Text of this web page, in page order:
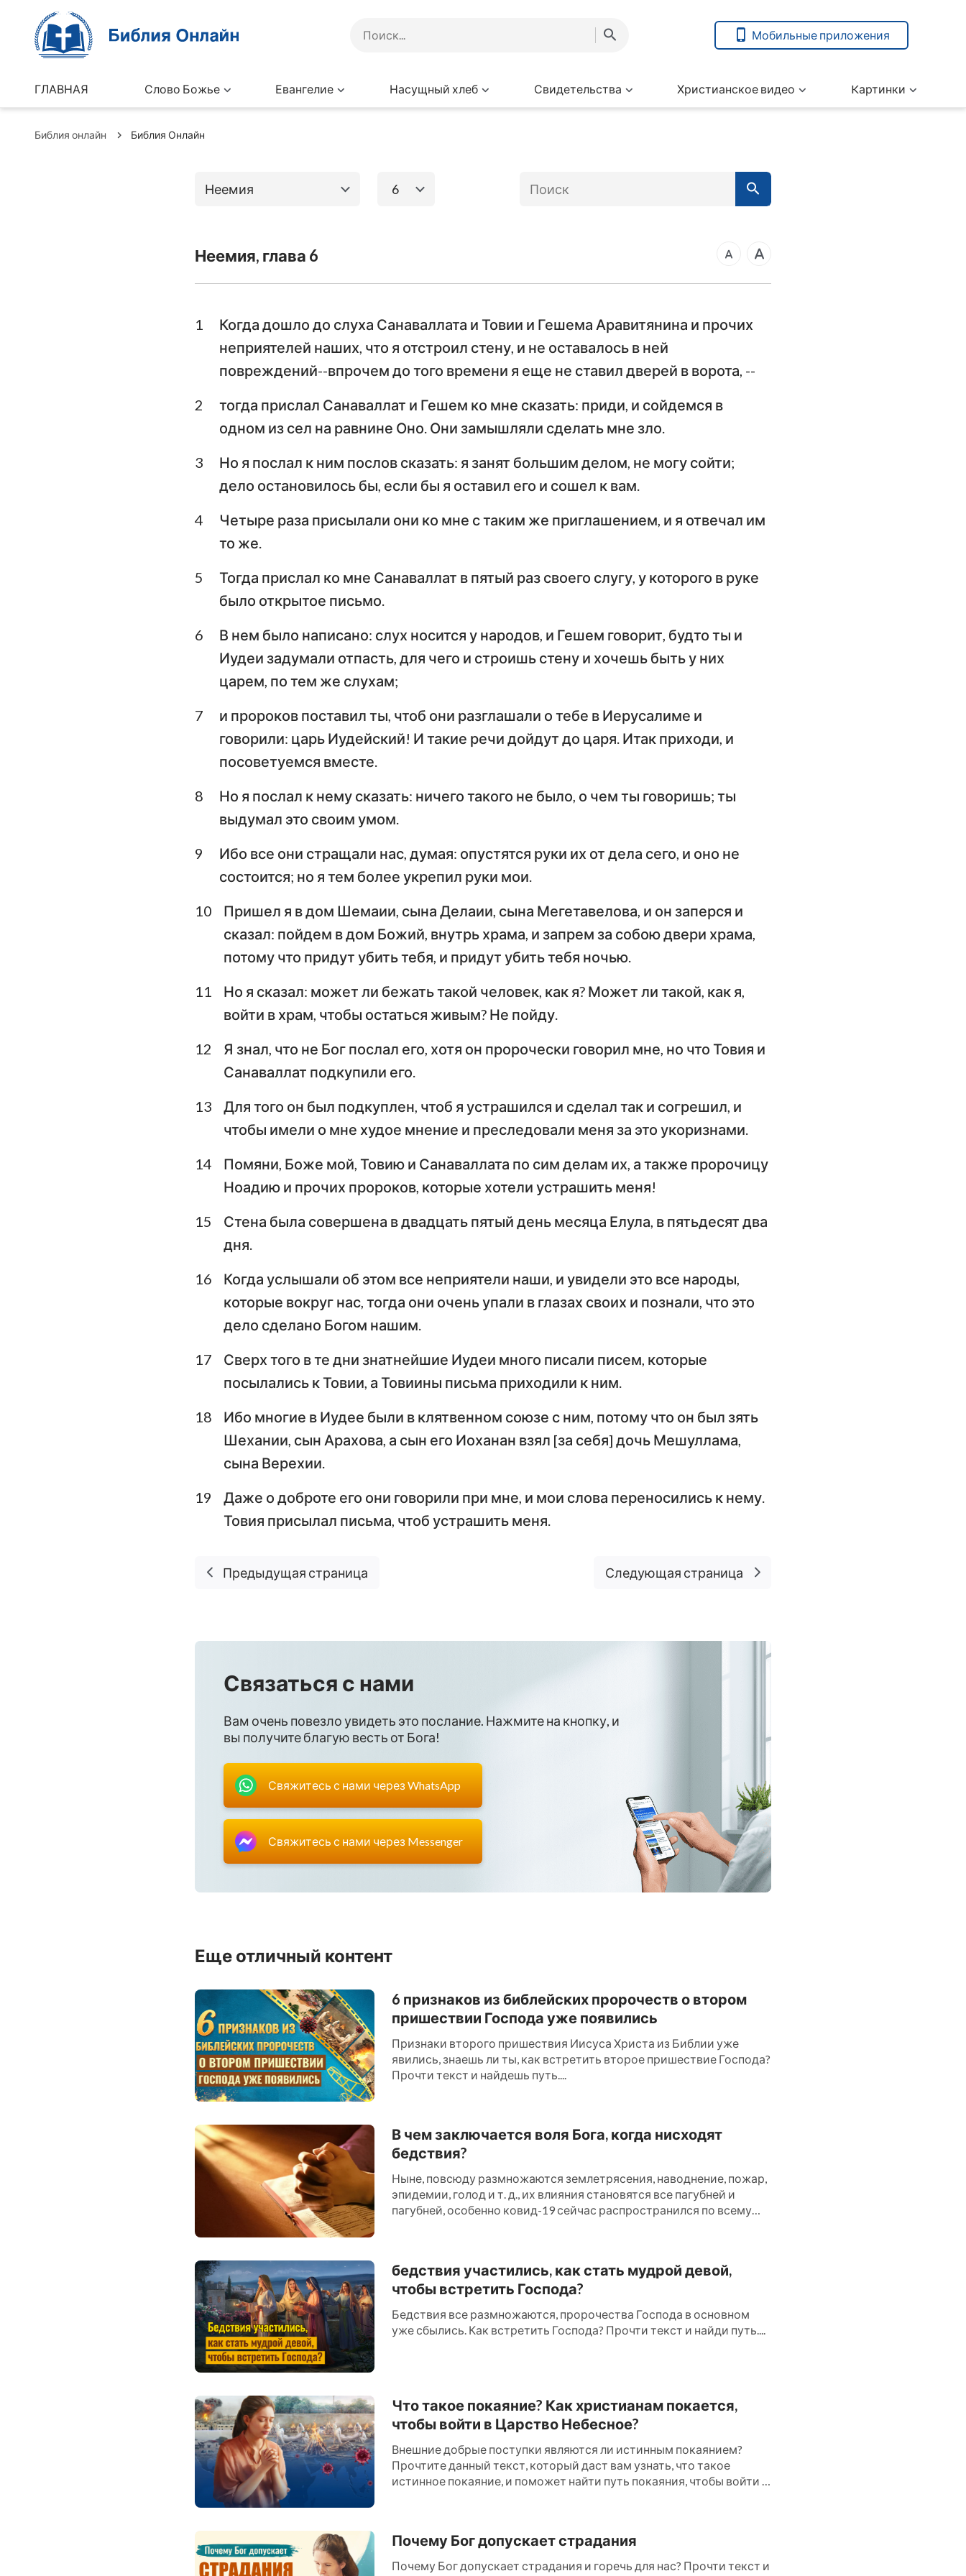
Мобильные приложения
ГЛАВНАЯ Слово Божье Евангелие Насущный хлеб Свидетельства Христианское видео Kартинки
Библия онлайн Библия Онлайн
Неемия
Книги Ветхого завета
Левит Числа
Второзаконие Иисус Навин
1-я Царств
1-я Паралипоменон 2-я Паралипоменон
Ездра Неемия
Есфирь
Псалтирь Притчи
Екклесиаст Песни Песней
Исаия Иеремия
Иоиль Амос
Авдия Иона
Михей Наум
Аггей Захария
Евангелие от Луки
Евангелие от
Иоанна
Деяния Апостолов
Римлянам
Первое послание к
Коринфянам
Второе послание к
Послание к
Первое послание к
Второе послание к
Первое послание к
Второе послание к
Тимофею
Послание к Евреям Послание Иакова
Третье послание
Иоанна
Откровение Иоанна
6
Неемия, глава 6
1
Когда дошло до слуха Санаваллата и Товии и Гешема Аравитянина и прочих
неприятелей наших, что я отстроил стену, и не оставалось в ней
повреждений--впрочем до того времени я еще не ставил дверей в ворота, --
2
тогда прислал Санаваллат и Гешем ко мне сказать: приди, и сойдемся в
одном из сел на равнине Оно. Они замышляли сделать мне зло.
3
Но я послал к ним послов сказать: я занят большим делом, не могу сойти;
дело остановилось бы, если бы я оставил его и сошел к вам.
4
Четыре раза присылали они ко мне с таким же приглашением, и я отвечал им
то же.
5
Тогда прислал ко мне Санаваллат в пятый раз своего слугу, у которого в руке
было открытое письмо.
6
В нем было написано: слух носится у народов, и Гешем говорит, будто ты и
Иудеи задумали отпасть, для чего и строишь стену и хочешь быть у них
царем, по тем же слухам;
7
и пророков поставил ты, чтоб они разглашали о тебе в Иерусалиме и
говорили: царь Иудейский! И такие речи дойдут до царя. Итак приходи, и
посоветуемся вместе.
8
Но я послал к нему сказать: ничего такого не было, о чем ты говоришь; ты
выдумал это своим умом.
9
Ибо все они стращали нас, думая: опустятся руки их от дела сего, и оно не
состоится; но я тем более укрепил руки мои.
10
Пришел я в дом Шемаии, сына Делаии, сына Мегетавелова, и он заперся и
сказал: пойдем в дом Божий, внутрь храма, и запрем за собою двери храма,
потому что придут убить тебя, и придут убить тебя ночью.
11
Но я сказал: может ли бежать такой человек, как я? Может ли такой, как я,
войти в храм, чтобы остаться живым? Не пойду.
12
Я знал, что не Бог послал его, хотя он пророчески говорил мне, но что Товия и
Санаваллат подкупили его.
13
Для того он был подкуплен, чтоб я устрашился и сделал так и согрешил, и
чтобы имели о мне худое мнение и преследовали меня за это укоризнами.
14
Помяни, Боже мой, Товию и Санаваллата по сим делам их, а также пророчицу
Ноадию и прочих пророков, которые хотели устрашить меня!
15
Стена была совершена в двадцать пятый день месяца Елула, в пятьдесят два
дня.
16
Когда услышали об этом все неприятели наши, и увидели это все народы,
которые вокруг нас, тогда они очень упали в глазах своих и познали, что это
дело сделано Богом нашим.
17
Сверх того в те дни знатнейшие Иудеи много писали писем, которые
посылались к Товии, а Товиины письма приходили к ним.
18
Ибо многие в Иудее были в клятвенном союзе с ним, потому что он был зять
Шехании, сын Арахова, а сын его Иоханан взял [за себя] дочь Мешуллама,
сына Верехии.
19
Даже о доброте его они говорили при мне, и мои слова переносились к нему.
Товия присылал письма, чтоб устрашить меня.
Предыдущая страница Следующая страница
Связаться с нами
Вам очень повезло увидеть это послание. Нажмите на кнопку, и
вы получите благую весть от Бога!
Свяжитесь с нами через WhatsApp
Свяжитесь с нами через Messenger
Еще отличный контент
6 признаков из библейских пророчеств о втором
пришествии Господа уже появились
Признаки второго пришествия Иисуса Христа из Библии уже
явились, знаешь ли ты, как встретить второе пришествие Господа?
Прочти текст и найдешь путь....
В чем заключается воля Бога, когда нисходят
бедствия?
Ныне, повсюду размножаются землетрясения, наводнение, пожар,
эпидемии, голод и т. д., их влияния становятся все пагубней и
пагубней, особенно ковид-19 сейчас распространился по всему
бедствия участились, как стать мудрой девой,
чтобы встретить Господа?
Бедствия все размножаются, пророчества Господа в основном
уже сбылись. Как встретить Господа? Прочти текст и найди путь....
Что такое покаяние? Как христианам покается,
чтобы войти в Царство Небесное?
Внешние добрые поступки являются ли истинным покаянием?
Прочтите данный текст, который даст вам узнать, что такое
истинное покаяние, и поможет найти путь покаяния, чтобы войти в
Почему Бог допускает страдания
Почему Бог допускает страдания и горечь для нас? Прочти текст и